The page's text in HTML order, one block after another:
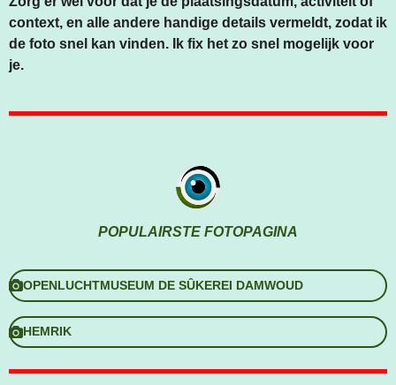
context, en alle andere handige details vermeldt, zodat ik
de foto snel kan vinden. Ik fix het zo snel mogelijk voor
je.
POPULAIRSTE FOTOPAGINA
OPENLUCHTMUSEUM DE SÛKEREI DAMWOUD
HEMRIK